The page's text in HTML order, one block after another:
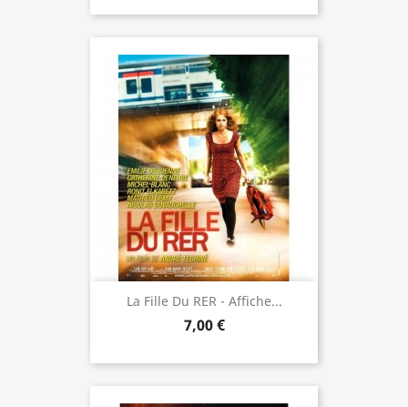
La Fille Du RER - Affiche...
7,00 €